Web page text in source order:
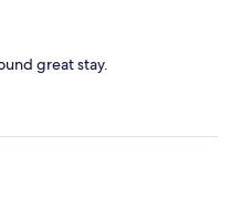
great stay.